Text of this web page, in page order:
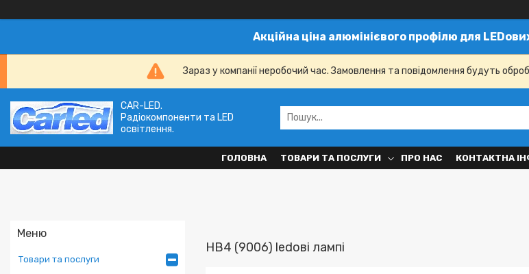
Акційна ціна алюмінієвого профілю для
Зараз у компанії неробочий час. Замовлення та повідомлення будуть
CAR-LED.
Радіокомпоненти та LED
освітлення.
ГОЛОВНА ТОВАРИ ТА ПОСЛУГИ ПРО НАС КОНТАКТНА
Товари та послуги
HB4 (9006) ledові лампі